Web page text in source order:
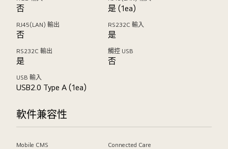
否 是 (1ea)
RJ45(LAN) 輸出
否
RS232C 輸入
是
RS232C 輸出
是
觸控 USB
否
USB 輸入
USB2.0 Type A (1ea)
軟件兼容性
Mobile CMS Connected Care